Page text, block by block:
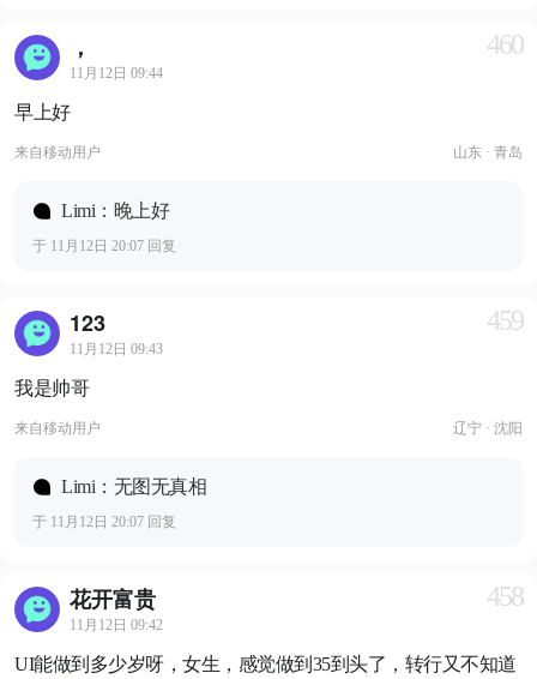
，
11月12日 09:44
460
早上好
来自移动用户 山东 · 青岛
Limi：晚上好
于 11月12日 20:07 回复
123
11月12日 09:43
459
我是帅哥
来自移动用户 辽宁 · 沈阳
Limi：无图无真相
于 11月12日 20:07 回复
花开富贵
11月12日 09:42
458
UI能做到多少岁呀，女生，感觉做到35到头了，转行又不知道